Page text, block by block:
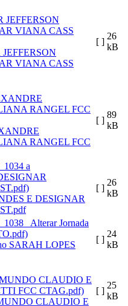
JEFFERSON
VIANA CASS
[ ]
26
kB
RANGEL FCC
[ ]
89
kB
E DESIGNAR
[ ]
26
kB
SARAH LOPES
[ ]
24
kB
CLAUDIO E
[ ]
25
kB